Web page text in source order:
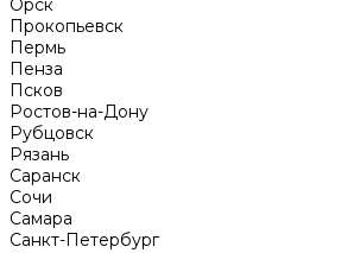
Орск
Прокопьевск
Пермь
Пенза
Псков
Ростов-на-Дону
Рубцовск
Рязань
Саранск
Сочи
Самара
Санкт-Петербург